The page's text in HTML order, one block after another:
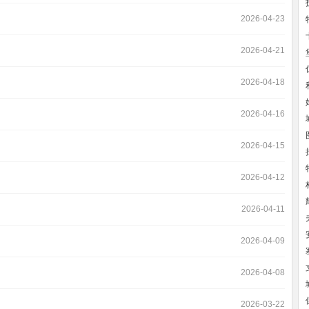
2026-04-23
2026-04-21
2026-04-18
2026-04-16
2026-04-15
2026-04-12
2026-04-11
2026-04-09
2026-04-08
2026-03-22